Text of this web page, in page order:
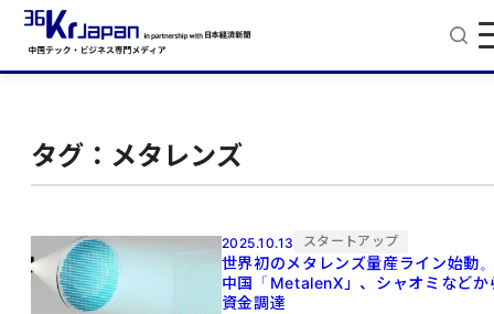
タグ：メタレンズ
2025.10.13 スタートアップ
世界初のメタレンズ量産ライン始動
中国「MetalenX」、シャオミなどか
資金調達